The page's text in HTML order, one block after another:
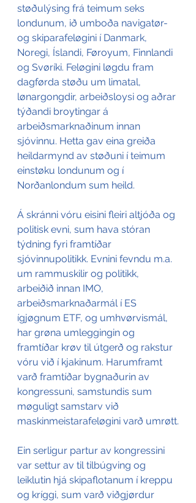
støðulýsing frá teimum seks
londunum, ið umboða navigatør-
og skiparafeløgini í Danmark,
Noregi, Íslandi, Føroyum, Finnlandi
og Svøríki. Feløgini løgdu fram
dagførda støðu um limatal,
lønargongdir, arbeiðsloysi og aðrar
týðandi broytingar á
arbeiðsmarknaðinum innan
sjóvinnu. Hetta gav eina greiða
heildarmynd av støðuni í teimum
einstøku londunum og í
Norðanlondum sum heild.
Á skránni vóru eisini fleiri altjóða og
politisk evni, sum hava stóran
týdning fyri framtíðar
sjóvinnupolitikk. Evnini fevndu m.a.
um rammuskilir og politikk,
arbeiðið innan IMO,
arbeiðsmarknaðarmál í ES
ígjøgnum ETF, og umhvørvismál,
har grøna umleggingin og
framtíðar krøv til útgerð og rakstur
vóru við í kjakinum. Harumframt
varð framtíðar bygnaðurin av
kongressuni, samstundis sum
møguligt samstarv við
maskinmeistarafeløgini varð umrøtt.
Ein serligur partur av kongressini
var settur av til tilbúgving og
leiklutin hjá skipaflotanum í kreppu
og kríggi, sum varð viðgjørdur